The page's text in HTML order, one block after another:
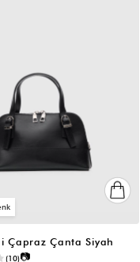
Çapraz Çanta Siyah
(10)📷